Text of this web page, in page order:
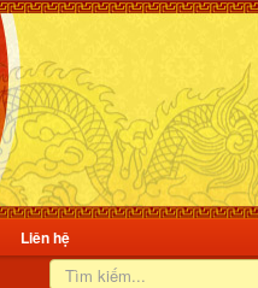
Liên hệ